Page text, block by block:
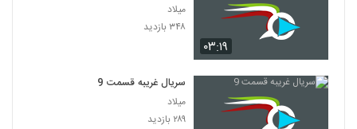
۰۳:۱۹
میلاد
۳۴۸ بازدید
سریال غریبه قسمت 9
میلاد
۲۸۹ بازدید